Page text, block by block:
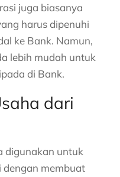
juga biasanya
harus dipenuhi
ke Bank. Namun,
lebih mudah untuk
di Bank.
dari
digunakan untuk
dengan membuat